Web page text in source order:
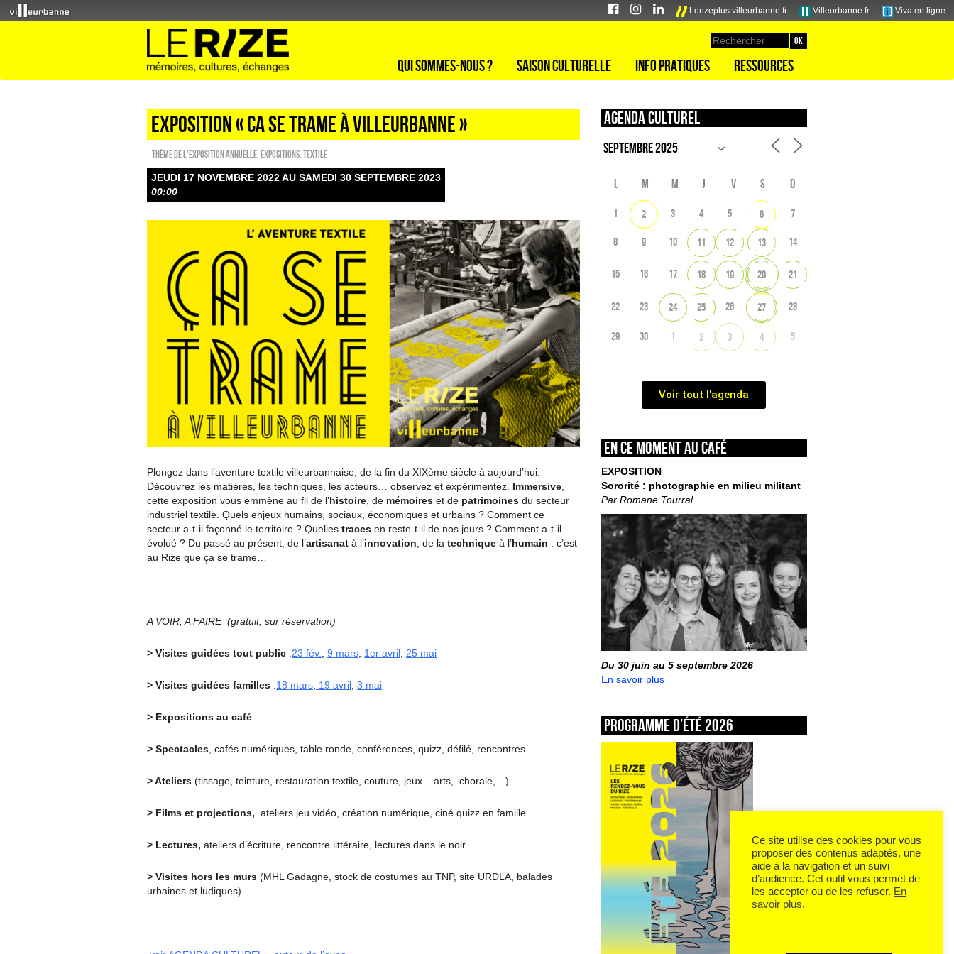
Lerizeplus.villeurbanne.fr Villeurbanne.fr Viva en ligne
Qui sommes-nous ? Saison culturelle Info pratiques Ressources
Exposition « Ca se trame à Villeurbanne »
_Thème de l'exposition annuelle EXPOSITIONS Textile
JEUDI 17 NOVEMBRE 2022 AU SAMEDI 30 SEPTEMBRE 2023
00:00
Plongez dans l’aventure textile villeurbannaise, de la fin du XIXème siècle à aujourd’hui.
Découvrez les matières, les techniques, les acteurs… observez et expérimentez. Immersive
cette exposition vous emmène au fil de l’histoire , de mémoires et de patrimoines du secteur
industriel textile. Quels enjeux humains, sociaux, économiques et urbains ? Comment ce
secteur a-t-il façonné le territoire ? Quelles traces en reste-t-il de nos jours ? Comment a-t-il
évolué ? Du passé au présent, de l’artisanat à l’innovation , de la technique à l’humain : c’est
au Rize que ça se trame…
A VOIR, A FAIRE (gratuit, sur réservation)
> Visites guidées tout public :23 fév. 9 mars 1er avril 25 mai
> Visites guidées familles :18 mars 19 avril 3 mai
> Expositions au café
> Spectacles , cafés numériques, table ronde, conférences, quizz, défilé, rencontres…
> Ateliers (tissage, teinture, restauration textile, couture, jeux – arts, chorale,…)
> Films et projections, ateliers jeu vidéo, création numérique, ciné quizz en famille
> Lectures, ateliers d’écriture, rencontre littéraire, lectures dans le noir
> Visites hors les murs (MHL Gadagne, stock de costumes au TNP, site URDLA, balades
urbaines et ludiques)
Agenda culturel
L M M J V S D
1 2 3 4 5 6 7
8 9 10 11 12 13 14
15 16 17 18 19 20 21
22 23 24 25 26 27 28
29 30 1 2 3 4 5
Voir tout l'agenda
En ce moment au café
EXPOSITION
Sororité : photographie en milieu militant
Par Romane Tourral
Du 30 juin au 5 septembre 2026
En savoir plus
Programme d’été 2026
Ce site utilise des cookies pour vous
proposer des contenus adaptés, une
aide à la navigation et un suivi
d’audience. Cet outil vous permet de
les accepter ou de les refuser. En
savoir plus.